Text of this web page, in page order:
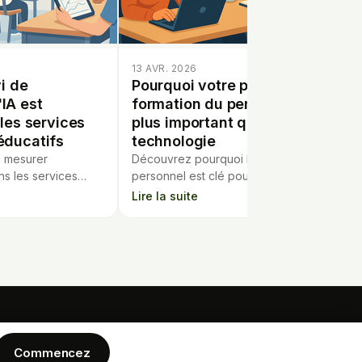
de
est
services
les services
13 AVR. 2026
Pourquoi votre plan de
formation du personnel est
plus important que la
technologie
Découvrez pourquoi la formation du
personnel est clé pour tirer pleinement
parti des nouvelles technologies
Lire la suite
MENTIONS LEGALES
Commencez